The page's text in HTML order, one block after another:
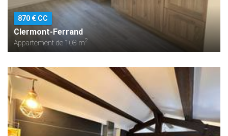
870 € CC
Clermont-Ferrand
Appartement de 108 m2